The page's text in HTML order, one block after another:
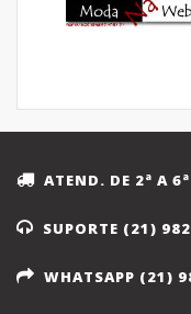
ATEND. DE 2ª A
SUPORTE (21)
WHATSAPP (21)